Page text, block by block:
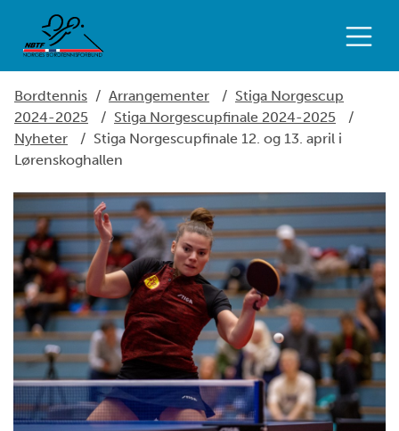
Bordtennis / Arrangementer / Stiga Norgescup
2024-2025
/ Stiga Norgescupfinale 2024-2025
/
Nyheter
/ Stiga Norgescupfinale 12. og 13. april i
Lørenskoghallen